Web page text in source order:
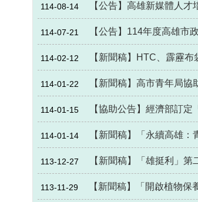
114-08-14 【公告】高雄新媒體人
114-07-21 【公告】114年度高雄市
114-02-12 【新聞稿】HTC、霹靂
114-01-22 【新聞稿】高市青年局
114-01-15 【協助公告】經濟部訂
114-01-14 【新聞稿】「永續高雄
113-12-27 【新聞稿】「雄挺利」
113-11-29 【新聞稿】「開啟植物